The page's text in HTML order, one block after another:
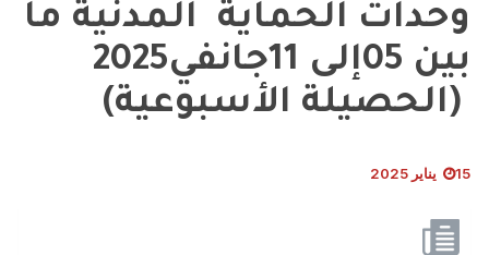
وحدات الحماية المدنية ما
بين 05إلى 11جانفي2025
(الحصيلة الأسبوعية)
15 يناير 2025